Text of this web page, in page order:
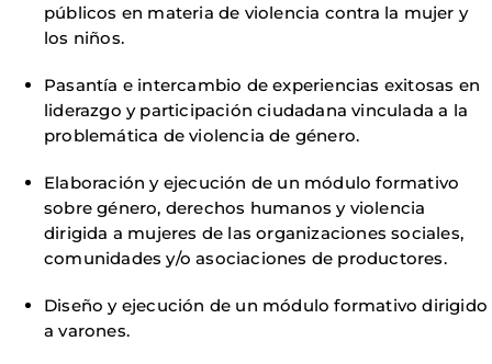
públicos en materia de violencia contra la mujer y
los niños.
Pasantía e intercambio de experiencias exitosas en
liderazgo y participación ciudadana vinculada a la
problemática de violencia de género.
Elaboración y ejecución de un módulo formativo
sobre género, derechos humanos y violencia
dirigida a mujeres de las organizaciones sociales,
comunidades y/o asociaciones de productores.
Diseño y ejecución de un módulo formativo dirigido
a varones.